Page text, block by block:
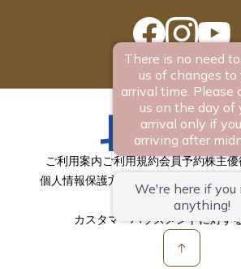
ご利用案内ご利用規約会員予約株主
個人情報保護方針
ホテル事業パートナー募
カスタマーハラスメントに対す